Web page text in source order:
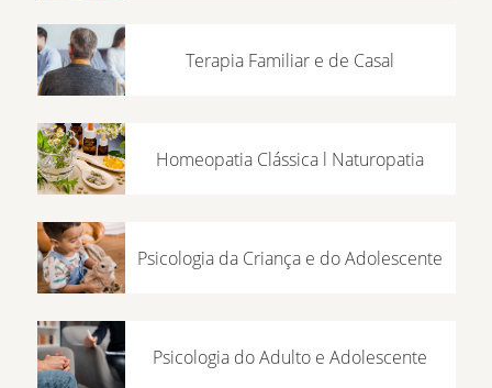
Terapia Familiar e de Casal
Homeopatia Clássica l Naturopatia
Psicologia da Criança e do Adolescente
Psicologia do Adulto e Adolescente